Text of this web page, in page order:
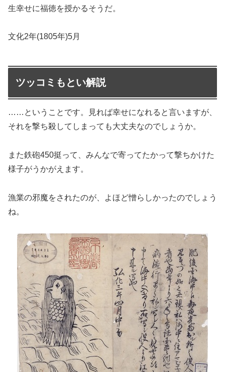
生幸せに福徳を授かるそうだ。
文化2年(1805年)5月
ツッコミもとい解説
……ということです。見れば幸せになれると言いますが、
それを撃ち殺してしまっても大丈夫なのでしょうか。
また鉄砲450挺って、みんなで寄ってたかって撃ちかけた
様子がうかがえます。
漁業の邪魔をされたのが、よほど憎らしかったのでしょう
ね。